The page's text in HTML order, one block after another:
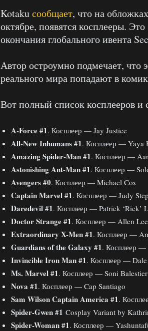
Kotakuсообщает, что на
октябре, появятся косплееры.
окончания глобального ивента
Автор остроумно подмечает, что
реального мира попадают в
Вот полный список косплееров
A-Force #1. Косплеер — Jay Justice
All-New Inhumans #1. Косплеер — Yaya
Amazing Spider-Man #1. Косплеер —
Astonishing Ant-Man #1. Косплеер —
Avengers #0. Косплеер — Michael Cox
Captain Marvel #1. Косплеер — Judy
Daredevil #1. Косплеер — Patrick ‘Rick’
Doctor Strange #1. Косплеер — Allen
Extraordinary X-Men #1. Косплеер —
Guardians of the Galaxy #1. Косплеер —
Invincible Iron Man #1. Косплеер —
Ms. Marvel #1. Косплеер — Soni Balestier
Nova #1. Косплеер — Cap Santiago
Sam Wilson Captain America #1.
Spider-Gwen #1 Cosplay Variant by
Spider-Woman #1. Косплеер —